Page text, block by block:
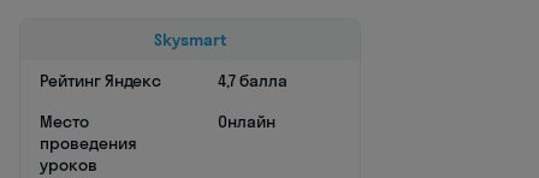
Skysmart
Рейтинг Яндекс
4,7 балла
Место
проведения
уроков
Онлайн